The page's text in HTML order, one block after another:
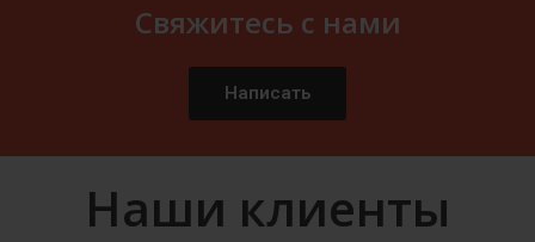
Свяжитесь с нами
Написать
Наши клиенты